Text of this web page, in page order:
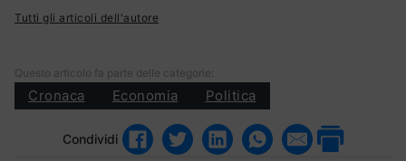
Tutti gli articoli dell'autore
Questo articolo fa parte delle categorie:
Cronaca Economia Politica
Condividi